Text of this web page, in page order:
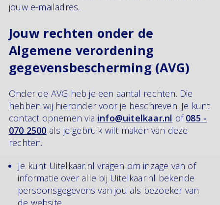
jouw e-mailadres.
Jouw rechten onder de
Algemene verordening
gegevensbescherming (AVG)
Onder de AVG heb je een aantal rechten. Die
hebben wij hieronder voor je beschreven. Je kunt
contact opnemen via info@uitelkaar.nl of085 -
070 2500 als je gebruik wilt maken van deze
rechten.
Je kunt Uitelkaar.nl vragen om inzage van of
informatie over alle bij Uitelkaar.nl bekende
persoonsgegevens van jou als bezoeker van
de website.